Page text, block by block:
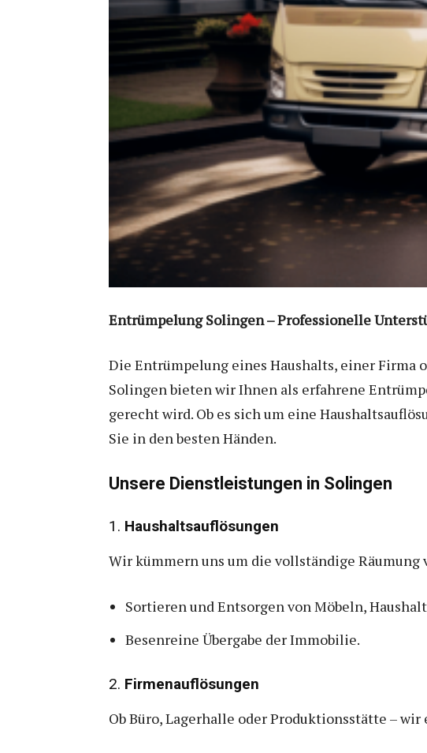
Entrümpelung Solingen – Professionelle
Die Entrümpelung eines Haushalts, einer Firma
Solingen bieten wir Ihnen als erfahrene
gerecht wird. Ob es sich um eine
Sie in den besten Händen.
Unsere Dienstleistungen in Solingen
1. Haushaltsauflösungen
Wir kümmern uns um die vollständige
Sortieren und Entsorgen von Möbeln,
Besenreine Übergabe der Immobilie.
2. Firmenauflösungen
Ob Büro, Lagerhalle oder Produktionsstätte –